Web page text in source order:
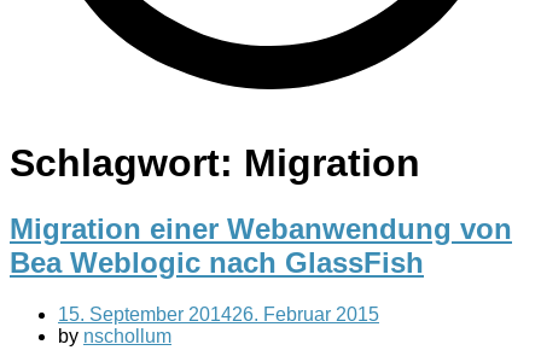
Schlagwort: Migration
Migration einer Webanwendung von
Bea Weblogic nach GlassFish
15. September 201426. Februar 2015
by nschollum